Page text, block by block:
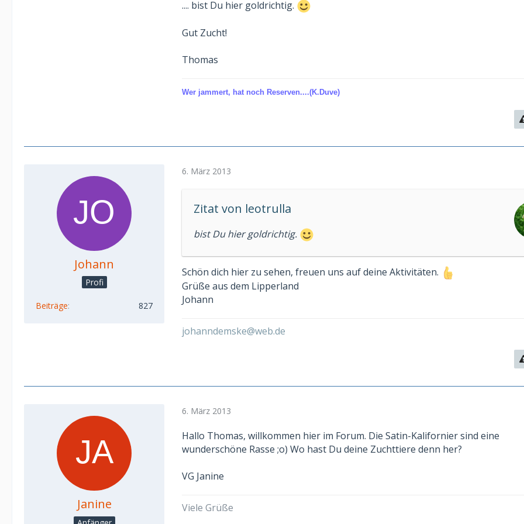
.... bist Du hier goldrichtig.
Gut Zucht!
Thomas
Wer jammert, hat noch Reserven....(K.Duve)
Johann
Profi
Beiträge 827
6. März 2013
Zitat von leotrulla
bist Du hier goldrichtig.
Schön dich hier zu sehen, freuen uns auf deine Aktivitäten.
Grüße aus dem Lipperland
Johann
johanndemske@web.de
Janine
6. März 2013
Hallo Thomas, willkommen hier im Forum. Die Satin-Kalifornier sind eine
wunderschöne Rasse ;o) Wo hast Du deine Zuchttiere denn her?
VG Janine
Viele Grüße